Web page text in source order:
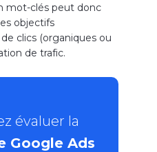
mot-clés peut donc
objectifs
clics (organiques ou
de trafic.
évaluer la
Google Ads